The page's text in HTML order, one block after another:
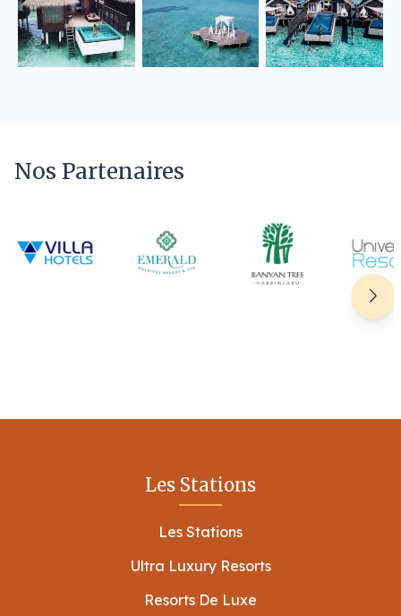
Nos Partenaires
Les Stations
Les Stations
Ultra Luxury Resorts
Resorts De Luxe